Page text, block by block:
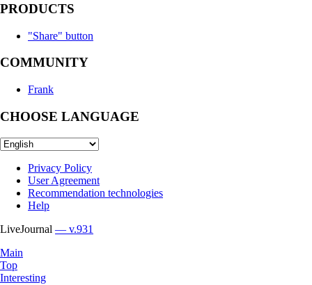
PRODUCTS
"Share" button
COMMUNITY
Frank
CHOOSE LANGUAGE
Privacy Policy
User Agreement
Recommendation technologies
Help
LiveJournal — v.931
Main
Top
Interesting